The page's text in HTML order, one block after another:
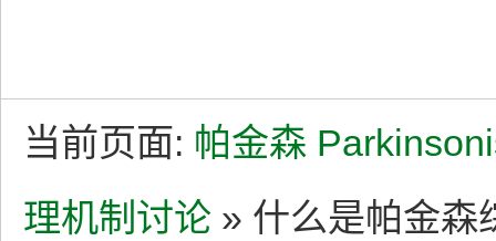
当前页面: 帕金森
理机制讨论 » 什么是帕金森